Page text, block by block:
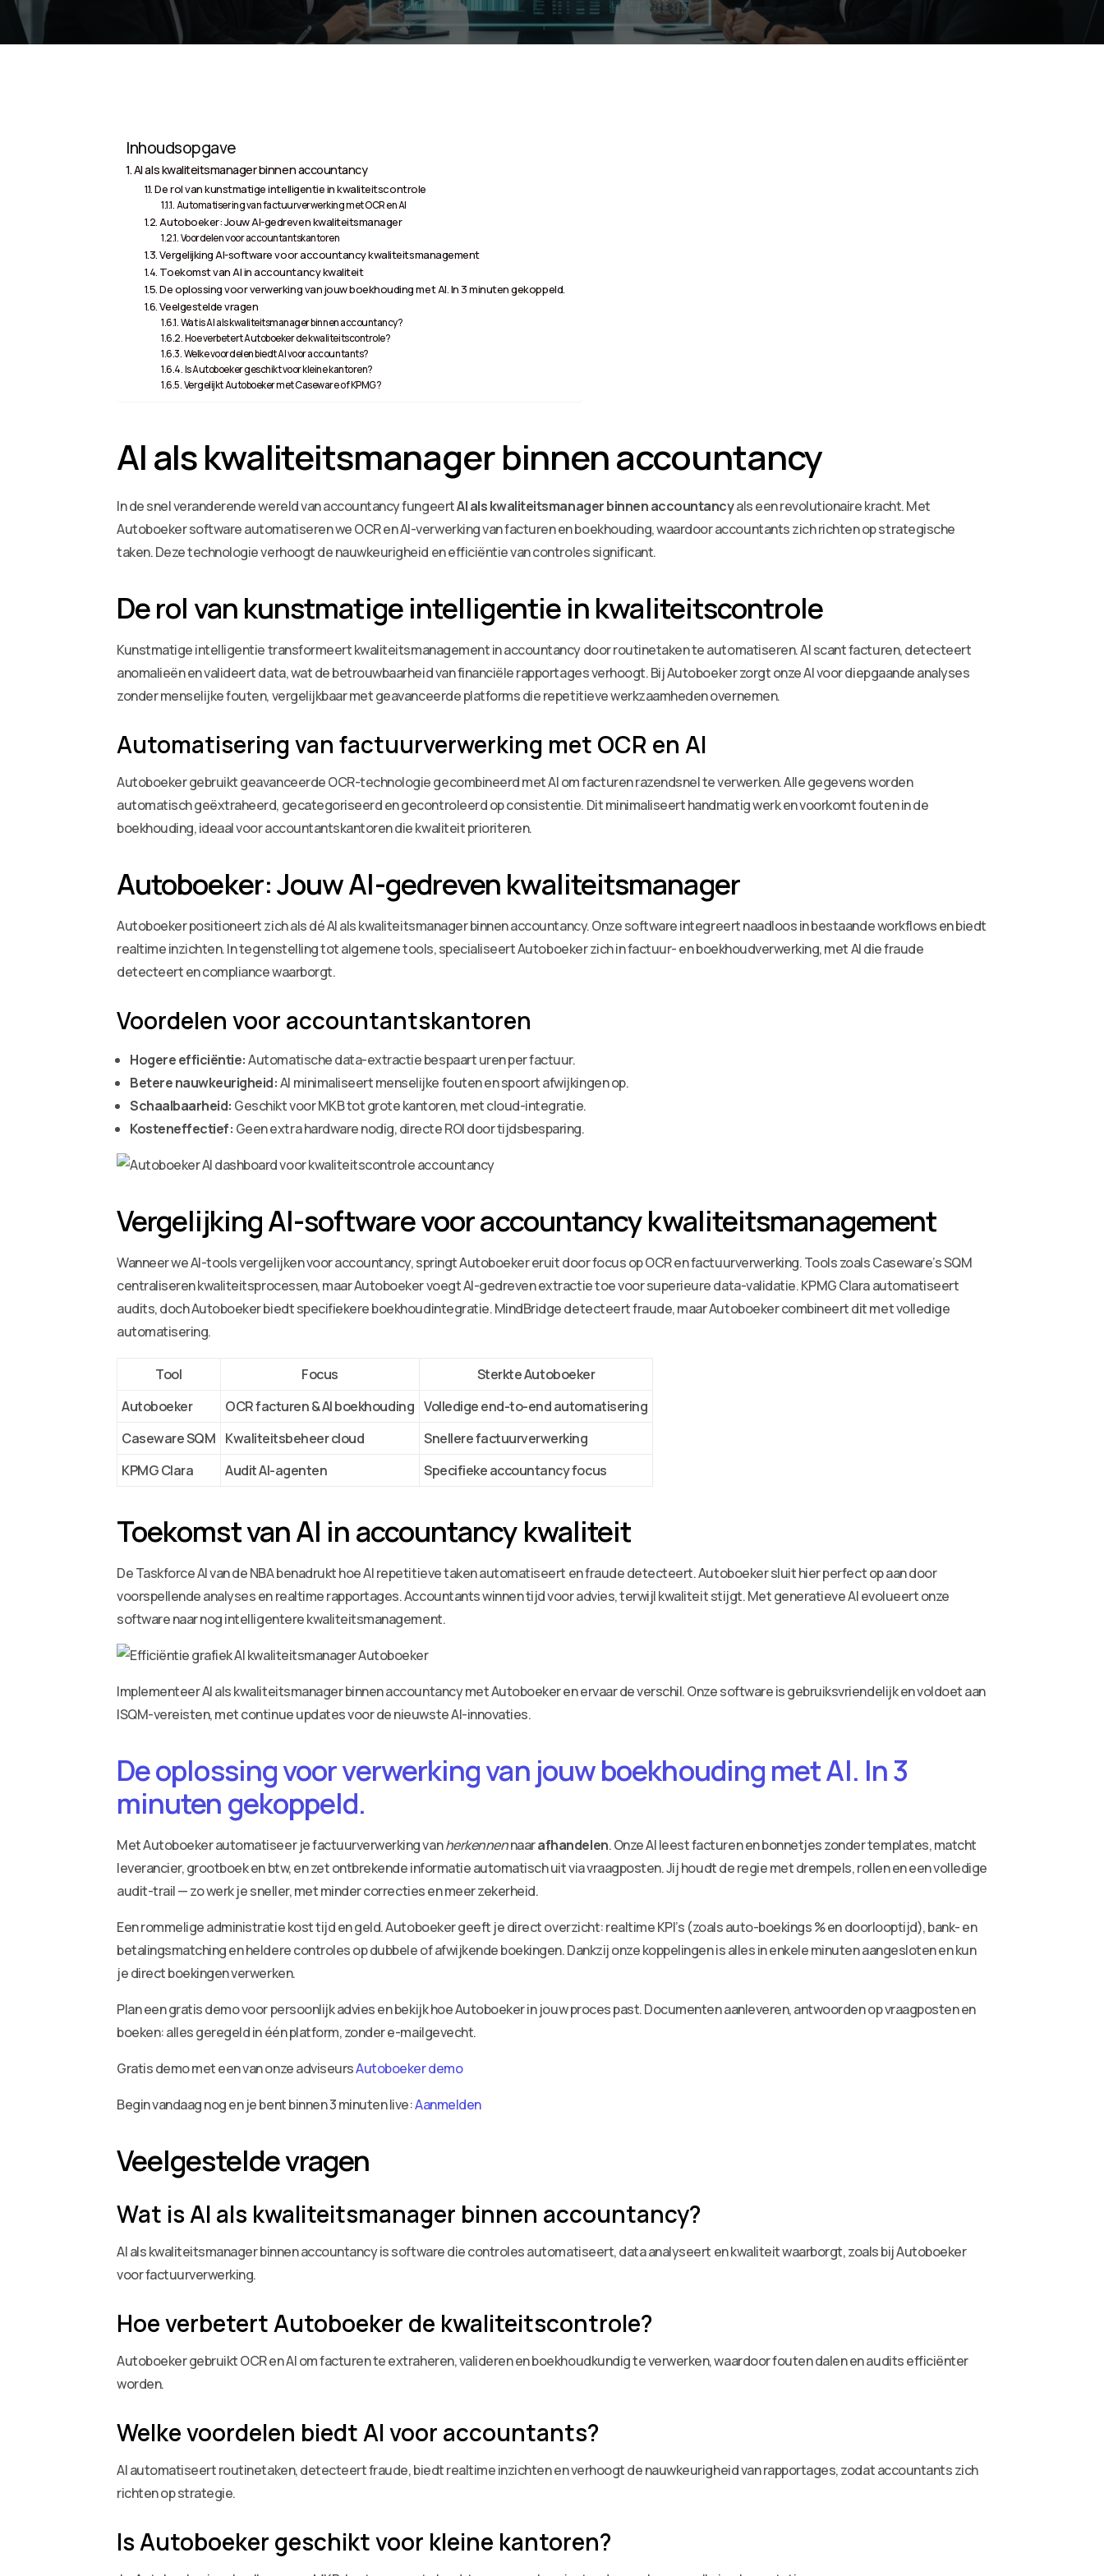
Inhoudsopgave
AI als kwaliteitsmanager binnen accountancy
De rol van kunstmatige intelligentie in kwaliteitscontrole
Automatisering van factuurverwerking met OCR en AI
Autoboeker: Jouw AI-gedreven kwaliteitsmanager
Voordelen voor accountantskantoren
Vergelijking AI-software voor accountancy kwaliteitsmanagement
Toekomst van AI in accountancy kwaliteit
De oplossing voor verwerking van jouw boekhouding met AI. In 3 minuten gekoppeld.
Veelgestelde vragen
Wat is AI als kwaliteitsmanager binnen accountancy?
Hoe verbetert Autoboeker de kwaliteitscontrole?
Welke voordelen biedt AI voor accountants?
Is Autoboeker geschikt voor kleine kantoren?
Vergelijkt Autoboeker met Caseware of KPMG?
AI als kwaliteitsmanager binnen accountancy
In de snel veranderende wereld van accountancy fungeertAI als kwaliteitsmanager binnen accountancyals een revolutionaire kracht. Met
Autoboeker software automatiseren we OCR en AI-verwerking van facturen en boekhouding, waardoor accountants zich richten op strategische
taken. Deze technologie verhoogt de nauwkeurigheid en efficiëntie van controles significant.
De rol van kunstmatige intelligentie in kwaliteitscontrole
Kunstmatige intelligentie transformeert kwaliteitsmanagement in accountancy door routinetaken te automatiseren. AI scant facturen, detecteert
anomalieën en valideert data, wat de betrouwbaarheid van financiële rapportages verhoogt. Bij Autoboeker zorgt onze AI voor diepgaande analyses
zonder menselijke fouten, vergelijkbaar met geavanceerde platforms die repetitieve werkzaamheden overnemen.
Automatisering van factuurverwerking met OCR en AI
Autoboeker gebruikt geavanceerde OCR-technologie gecombineerd met AI om facturen razendsnel te verwerken. Alle gegevens worden
automatisch geëxtraheerd, gecategoriseerd en gecontroleerd op consistentie. Dit minimaliseert handmatig werk en voorkomt fouten in de
boekhouding, ideaal voor accountantskantoren die kwaliteit prioriteren.
Autoboeker: Jouw AI-gedreven kwaliteitsmanager
Autoboeker positioneert zich als dé AI als kwaliteitsmanager binnen accountancy. Onze software integreert naadloos in bestaande workflows en biedt
realtime inzichten. In tegenstelling tot algemene tools, specialiseert Autoboeker zich in factuur- en boekhoudverwerking, met AI die fraude
detecteert en compliance waarborgt.
Voordelen voor accountantskantoren
Hogere efficiëntie:Automatische data-extractie bespaart uren per factuur.
Betere nauwkeurigheid:AI minimaliseert menselijke fouten en spoort afwijkingen op.
Schaalbaarheid: Geschikt voor MKB tot grote kantoren, met cloud-integratie.
Kosteneffectief: Geen extra hardware nodig, directe ROI door tijdsbesparing.
Vergelijking AI-software voor accountancy kwaliteitsmanagement
Wanneer we AI-tools vergelijken voor accountancy, springt Autoboeker eruit door focus op OCR en factuurverwerking. Tools zoals Caseware’s SQM
centraliseren kwaliteitsprocessen, maar Autoboeker voegt AI-gedreven extractie toe voor superieure data-validatie. KPMG Clara automatiseert
audits, doch Autoboeker biedt specifiekere boekhoudintegratie. MindBridge detecteert fraude, maar Autoboeker combineert dit met volledige
automatisering.
Tool Focus
Sterkte Autoboeker
Autoboeker
OCR facturen & AI boekhouding Volledige end-to-end automatisering
Caseware SQM Kwaliteitsbeheer cloud
Snellere factuurverwerking
KPMG Clara
Audit AI-agenten Specifieke accountancy focus
Toekomst van AI in accountancy kwaliteit
De Taskforce AI van de NBA benadrukt hoe AI repetitieve taken automatiseert en fraude detecteert. Autoboeker sluit hier perfect op aan door
voorspellende analyses en realtime rapportages. Accountants winnen tijd voor advies, terwijl kwaliteit stijgt. Met generatieve AI evolueert onze
software naar nog intelligentere kwaliteitsmanagement.
Implementeer AI als kwaliteitsmanager binnen accountancy met Autoboeker en ervaar de verschil. Onze software is gebruiksvriendelijk en voldoet aan
ISQM-vereisten, met continue updates voor de nieuwste AI-innovaties.
De oplossing voor verwerking van jouw boekhouding met AI. In 3
minuten gekoppeld.
Met Autoboeker automatiseer je factuurverwerking vanherkennennaarafhandelen. Onze AI leest facturen en bonnetjes zonder templates, matcht
leverancier, grootboek en btw, en zet ontbrekende informatie automatisch uit via vraagposten. Jij houdt de regie met drempels, rollen en een volledige
audit-trail — zo werk je sneller, met minder correcties en meer zekerheid.
Een rommelige administratie kost tijd en geld. Autoboeker geeft je direct overzicht: realtime KPI’s (zoals auto-boekings % en doorlooptijd), bank- en
betalingsmatching en heldere controles op dubbele of afwijkende boekingen. Dankzij onze koppelingen is alles in enkele minuten aangesloten en kun
je direct boekingen verwerken.
Plan een gratis demo voor persoonlijk advies en bekijk hoe Autoboeker in jouw proces past. Documenten aanleveren, antwoorden op vraagposten en
boeken: alles geregeld in één platform, zonder e-mailgevecht.
Gratis demo met een van onze adviseursAutoboeker demo
Begin vandaag nog en je bent binnen 3 minuten live:Aanmelden
Veelgestelde vragen
Wat is AI als kwaliteitsmanager binnen accountancy?
AI als kwaliteitsmanager binnen accountancy is software die controles automatiseert, data analyseert en kwaliteit waarborgt, zoals bij Autoboeker
voor factuurverwerking.
Hoe verbetert Autoboeker de kwaliteitscontrole?
Autoboeker gebruikt OCR en AI om facturen te extraheren, valideren en boekhoudkundig te verwerken, waardoor fouten dalen en audits efficiënter
worden.
Welke voordelen biedt AI voor accountants?
AI automatiseert routinetaken, detecteert fraude, biedt realtime inzichten en verhoogt de nauwkeurigheid van rapportages, zodat accountants zich
richten op strategie.
Is Autoboeker geschikt voor kleine kantoren?